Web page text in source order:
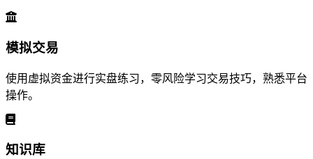
模拟交易
使用虚拟资金进行实盘练习，零风险学习交易技巧，熟悉平台
操作。
知识库